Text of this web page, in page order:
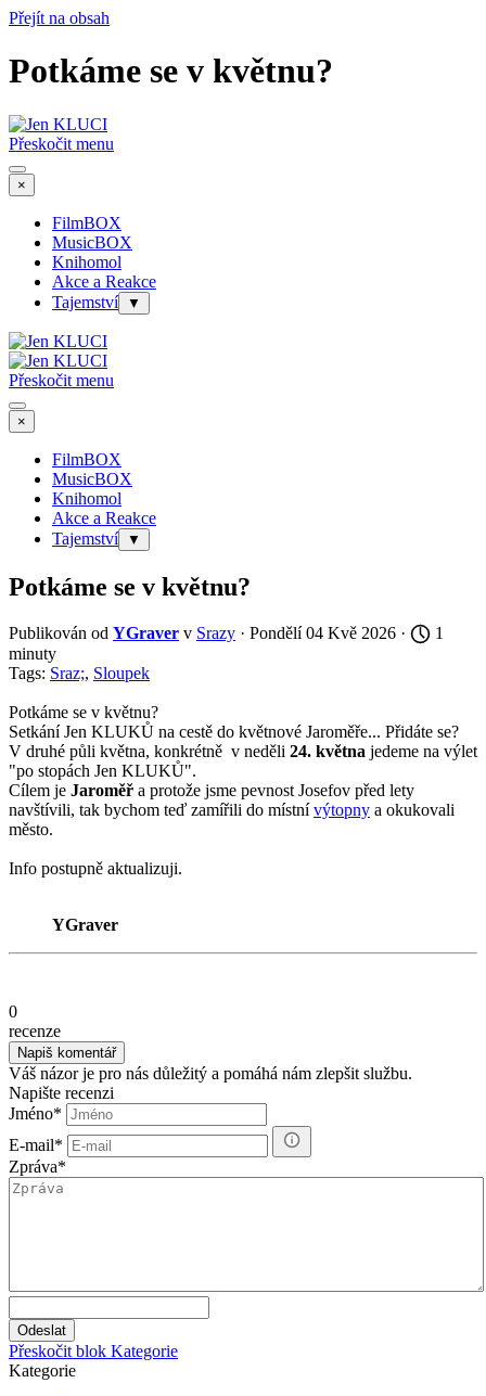
Přejít na obsah
Potkáme se v květnu?
Přeskočit menu
×
FilmBOX
MusicBOX
Knihomol
Akce a Reakce
Tajemství
▼
Přeskočit menu
×
FilmBOX
MusicBOX
Knihomol
Akce a Reakce
Tajemství
▼
Potkáme se v květnu?
Publikován od YGraver v Srazy · Pondělí 04 Kvě 2026 ·
1
minuty
Tags: Sraz;, Sloupek
Potkáme se v květnu?
Setkání Jen KLUKŮ na cestě do květnové Jaroměře... Přidáte se?
V druhé půli května, konkrétně v neděli 24. května jedeme na výlet
"po stopách Jen KLUKŮ".
Cílem je Jaroměř a protože jsme pevnost Josefov před lety
navštívili, tak bychom teď zamířili do místnívýtopny a okukovali
město.
Info postupně aktualizuji.
YGraver
0
recenze
Váš názor je pro nás důležitý a pomáhá nám zlepšit službu.
Napište recenzi
Jméno*
E-mail*
Zpráva*
Přeskočit blok Kategorie
Kategorie